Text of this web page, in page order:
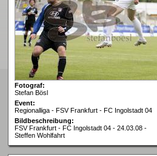
Fotograf:
Stefan Bösl
Event:
Regionalliga - FSV Frankfurt - FC Ingolstadt 04
Bildbeschreibung:
FSV Frankfurt - FC Ingolstadt 04 - 24.03.08 -
Steffen Wohlfahrt